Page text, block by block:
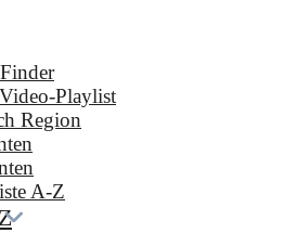
Playlist
Region
A-Z